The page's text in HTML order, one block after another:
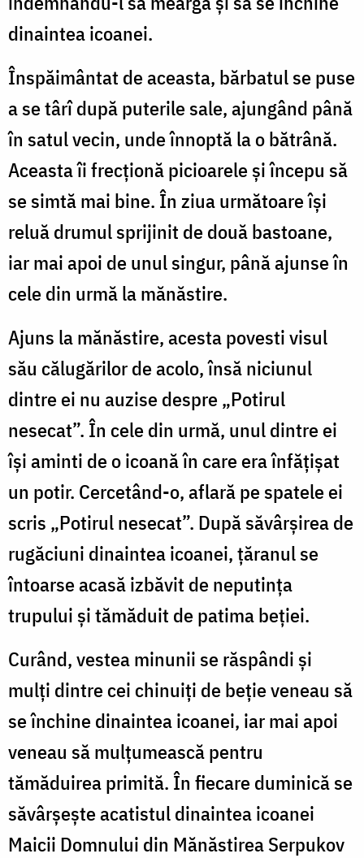
dinaintea icoanei.
Înspăimântat de aceasta, bărbatul se puse
a se târî după puterile sale, ajungând până
în satul vecin, unde înnoptă la o bătrână.
Aceasta îi frecționă picioarele și începu să
se simtă mai bine. În ziua următoare își
reluă drumul sprijinit de două bastoane,
iar mai apoi de unul singur, până ajunse în
cele din urmă la mănăstire.
Ajuns la mănăstire, acesta povesti visul
său călugărilor de acolo, însă niciunul
dintre ei nu auzise despre „Potirul
nesecat”. În cele din urmă, unul dintre ei
își aminti de o icoană în care era înfățișat
un potir. Cercetând-o, aflară pe spatele ei
scris „Potirul nesecat”. După săvârșirea de
rugăciuni dinaintea icoanei, țăranul se
întoarse acasă izbăvit de neputința
trupului și tămăduit de patima beției.
Curând, vestea minunii se răspândi și
mulți dintre cei chinuiți de beție veneau să
se închine dinaintea icoanei, iar mai apoi
veneau să mulțumească pentru
tămăduirea primită. În fiecare duminică se
săvârșește acatistul dinaintea icoanei
Maicii Domnului din Mănăstirea Serpukov